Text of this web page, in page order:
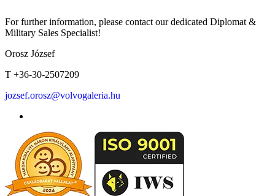
For further information, please contact our dedicated Diplomat &
Military Sales Specialist!
Orosz József
T +36-30-2507209
jozsef.orosz@volvogaleria.hu